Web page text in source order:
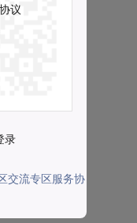
议
录
交流专区服务协